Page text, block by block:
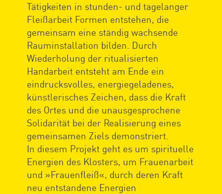
Tätigkeiten in stunden- und tagelanger
Fleißarbeit Formen entstehen, die
gemeinsam eine ständig wachsende
Rauminstallation bilden. Durch
Wiederholung der ritualisierten
Handarbeit entsteht am Ende ein
eindrucksvolles, energiegeladenes,
künstlerisches Zeichen, dass die Kraft
des Ortes und die unausgesprochene
Solidarität bei der Realisierung eines
gemeinsamen Ziels demonstriert.
In diesem Projekt geht es um spirituelle
Energien des Klosters, um Frauenarbeit
und »Frauenfleiß«, durch deren Kraft
neu entstandene Energien